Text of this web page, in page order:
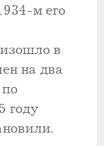
м его
в
на два
году